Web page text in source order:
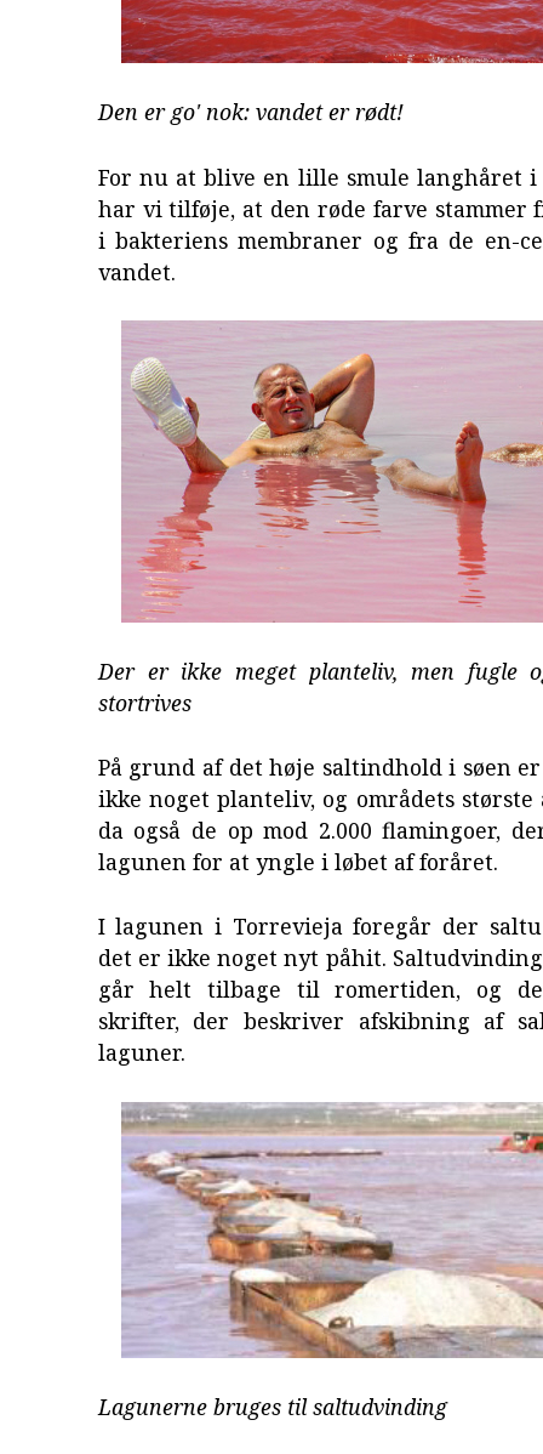
Den er go' nok: vandet er rødt!
For nu at blive en lille smule langhåret i
har vi tilføje, at den røde farve stammer
i bakteriens membraner og fra de en-
vandet.
Der er ikke meget planteliv, men fugle
stortrives
På grund af det høje saltindhold i søen
ikke noget planteliv, og områdets
da også de op mod 2.000 flamingoer,
lagunen for at yngle i løbet af foråret.
I lagunen i Torrevieja foregår der
det er ikke noget nyt påhit.
går helt tilbage til romertiden, og
skrifter, der beskriver afskibning af
laguner.
Lagunerne bruges til saltudvinding